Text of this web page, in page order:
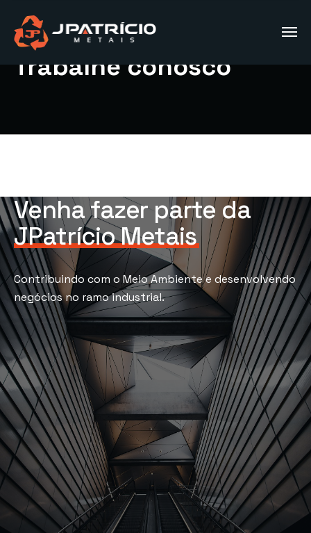
Trabalhe conosco
Venha fazer parte da
JPatrício Metais
Contribuindo com o Meio Ambiente e desenvolvendo
negócios no ramo industrial.